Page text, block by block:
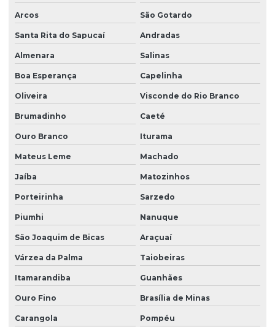
Arcos São Gotardo
Santa Rita do Sapucaí Andradas
Almenara Salinas
Boa Esperança Capelinha
Oliveira Visconde do Rio Branco
Brumadinho Caeté
Ouro Branco Iturama
Mateus Leme Machado
Jaíba Matozinhos
Porteirinha Sarzedo
Piumhi Nanuque
São Joaquim de Bicas Araçuaí
Várzea da Palma Taiobeiras
Itamarandiba Guanhães
Ouro Fino Brasília de Minas
Carangola Pompéu